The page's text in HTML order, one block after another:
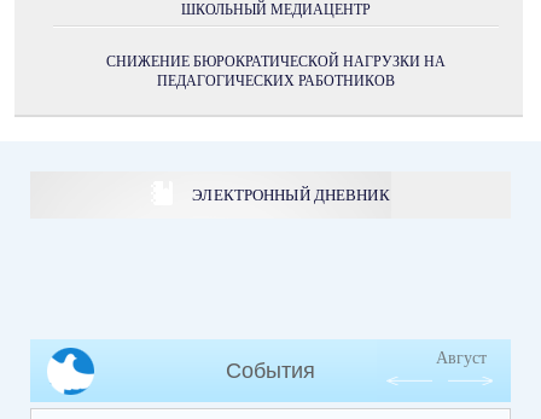
ШКОЛЬНЫЙ МЕДИАЦЕНТР
СНИЖЕНИЕ БЮРОКРАТИЧЕСКОЙ НАГРУЗКИ НА
ПЕДАГОГИЧЕСКИХ РАБОТНИКОВ
ЭЛЕКТРОННЫЙ ДНЕВНИК
События
Август